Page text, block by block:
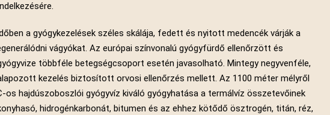
a gyógykezelések széles skálája, fedett és nyitott medencék várják a
vágyókat. Az európai színvonalú gyógyfürdő ellenőrzött és
többféle betegségcsoport esetén javasolható. Mintegy negyvenféle,
kezelés biztosított orvosi ellenőrzés mellett. Az 1100 méter mélyről
os hajdúszoboszlói gyógyvíz kiváló gyógyhatása a termálvíz összetevőinek
hidrogénkarbonát, bitumen és az ehhez kötődő ösztrogén, titán, réz,